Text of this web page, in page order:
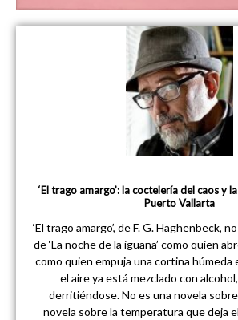
‘El trago amargo’: la coctelería del caos y
Puerto Vallarta
‘El trago amargo’, de F. G. Haghenbeck,
de ‘La noche de la iguana’ como quien
como quien empuja una cortina húmeda
el aire ya está mezclado con
derritiéndose. No es una novela
novela sobre la temperatura que deja